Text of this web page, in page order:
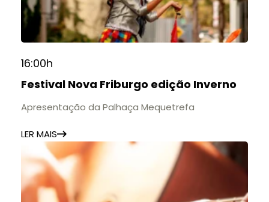
16:00h
Festival Nova Friburgo edição Inverno
Apresentação da Palhaça Mequetrefa
LER MAIS